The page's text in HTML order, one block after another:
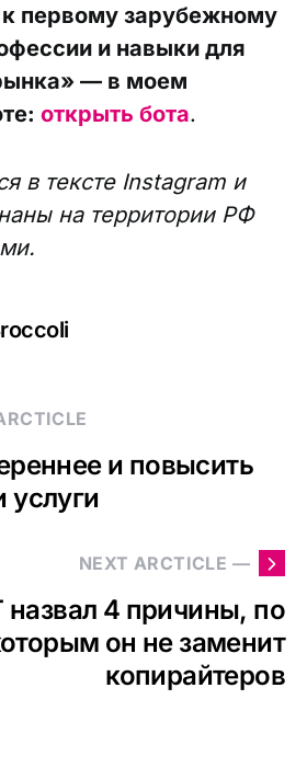
первому зарубежному
и навыки для
— в моем
открыть бота.
в тексте Instagram и
на территории РФ
и повысить
услуги
NEXT ARCTICLE —
назвал 4 причины, по
он не заменит
копирайтеров